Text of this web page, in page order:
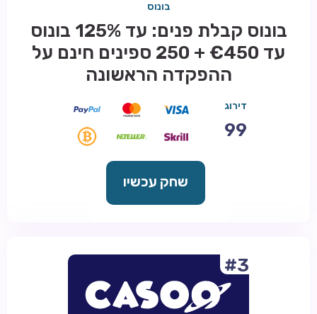
טיפים
בונוס
בונוס קבלת פנים: עד 125% בונוס
עד €450 + 250 ספינים חינם על
ההפקדה הראשונה
דירוג
99
שחק עכשיו
#3